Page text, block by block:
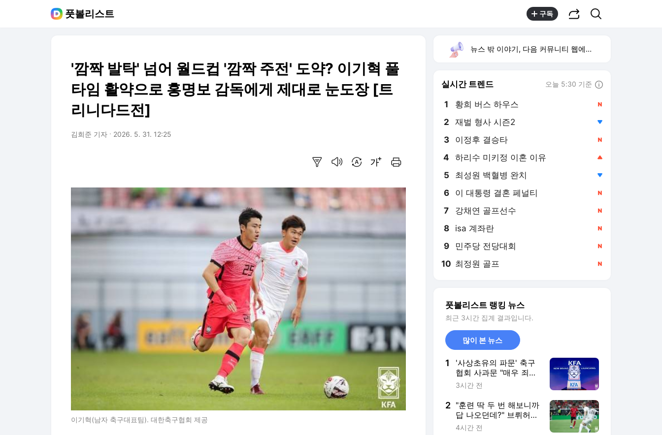
풋볼리스트 구독
'깜짝 발탁' 넘어 월드컵 '깜짝 주전' 도약? 이기혁 풀
타임 활약으로 홍명보 감독에게 제대로 눈도장 [트
리니다드전]
김희준 기자 2026. 5. 31. 12:25
이기혁(남자 축구대표팀). 대한축구협회 제공
뉴스 밖 이야기, 다음 커뮤니티 웹에서 보기
실시간 트렌드 오늘 5:30 기준
1 황희 버스 하우스
2 재벌 형사 시즌2
3 이정후 결승타
4 하리수 미키정 이혼 이유
5 최성원 백혈병 완치
6 이 대통령 결혼 페널티
7 강채연 골프선수
8 isa 계좌란
9 민주당 전당대회
10 최정원 골프
풋볼리스트 랭킹 뉴스
최근 3시간 집계 결과입니다.
많이 본 뉴스
1
'사상초유의 파문' 축구
협회 사과문 "매우 죄송
스럽다, 분노 아닌 환호
쇄신 의지 강조
3시간 전
2 "훈련 딱 두 번 해보니까
답 나오던데?" 브뤼허
캡틴도 감탄한 '이한범
4시간 전